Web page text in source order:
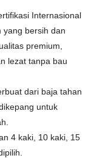
Internasional
yang bersih dan
premium,
lezat tanpa bau
dari baja tahan
untuk
4 kaki, 10 kaki, 15